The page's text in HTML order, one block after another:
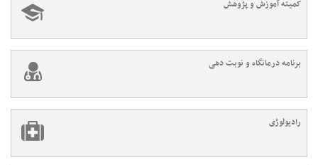
کمیته آموزش و پژوهش
برنامه درمانگاه و نوبت دهی
رادیولوژی